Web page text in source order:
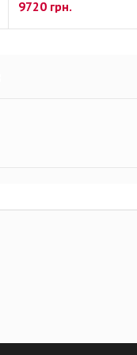
9720 грн.